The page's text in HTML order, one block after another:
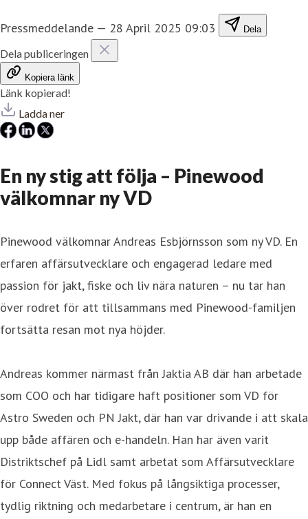
Pressmeddelande — 28 April 2025 09:03 Dela
Dela publiceringen
Kopiera länk
Länk kopierad!
Ladda ner
En ny stig att följa – Pinewood
välkomnar ny VD
Pinewood välkomnar Andreas Esbjörnsson som ny VD. En
erfaren affärsutvecklare och engagerad ledare med
passion för jakt, fiske och liv nära naturen – nu tar han
över rodret för att tillsammans med Pinewood-familjen
fortsätta resan mot nya höjder.
Andreas kommer närmast från Jaktia AB där han arbetade
som COO och har tidigare haft positioner som VD för
Astro Sweden och PN Jakt, där han var drivande i att skala
upp både affären och e-handeln. Han har även varit
Distriktschef på Lidl samt arbetat som Affärsutvecklare
för Connect Väst. Med fokus på långsiktiga processer,
tydlig riktning och medarbetare i centrum, är han en